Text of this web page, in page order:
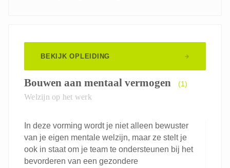
BEKIJK OPLEIDING
Bouwen aan mentaal vermogen (1)
Welzijn op het werk
In deze vorming wordt je niet alleen bewuster
van je eigen mentale welzijn, maar ze stelt je
ook in staat om je team te ondersteunen bij het
bevorderen van een gezondere